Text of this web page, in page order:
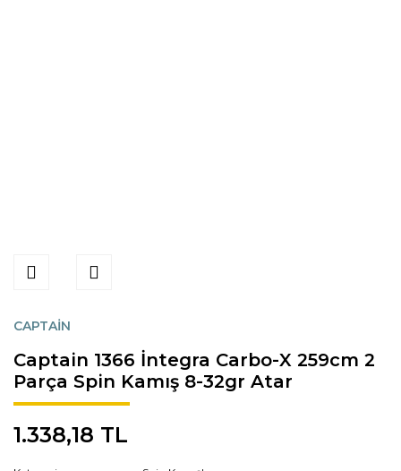
CAPTAİN
Captain 1366 İntegra Carbo-X 259cm 2
Parça Spin Kamış 8-32gr Atar
1.338,18 TL